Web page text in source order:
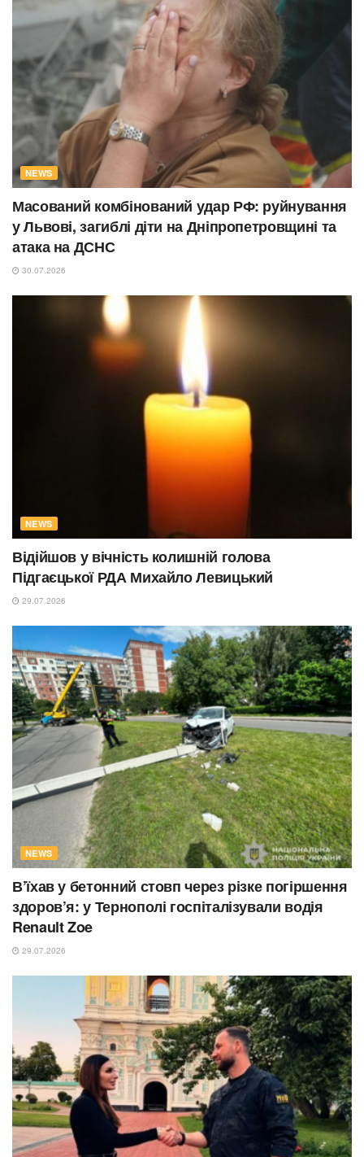
NEWS
Масований комбінований удар РФ: руйнування
у Львові, загиблі діти на Дніпропетровщині та
атака на ДСНС
30.07.2026
NEWS
Відійшов у вічність колишній голова
Підгаєцької РДА Михайло Левицький
29.07.2026
NEWS
В’їхав у бетонний стовп через різке погіршення
здоров’я: у Тернополі госпіталізували водія
Renault Zoe
29.07.2026